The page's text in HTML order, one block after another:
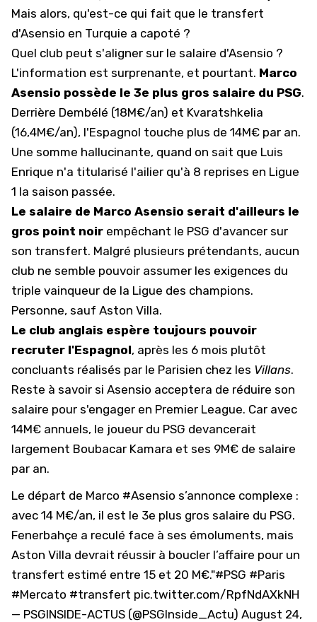
Mais alors, qu'est-ce qui fait que le transfert
d'Asensio en Turquie a capoté ?
Quel club peut s'aligner sur le salaire d'Asensio ?
L'information est surprenante, et pourtant. Marco
Asensio possède le 3e plus gros salaire du PSG.
Derrière Dembélé (18M€/an) et Kvaratshkelia
(16,4M€/an), l'Espagnol touche plus de 14M€ par an.
Une somme hallucinante, quand on sait que Luis
Enrique n'a titularisé l'ailier qu'à 8 reprises en Ligue
1 la saison passée.
Le salaire de Marco Asensio serait d'ailleurs le
gros point noir empêchant le PSG d'avancer sur
son transfert. Malgré plusieurs prétendants, aucun
club ne semble pouvoir assumer les exigences du
triple vainqueur de la Ligue des champions.
Personne, sauf Aston Villa.
Le club anglais espère toujours pouvoir
recruter l'Espagnol, après les 6 mois plutôt
concluants réalisés par le Parisien chez les Villans.
Reste à savoir si Asensio acceptera de réduire son
salaire pour s'engager en Premier League. Car avec
14M€ annuels, le joueur du PSG devancerait
largement Boubacar Kamara et ses 9M€ de salaire
par an.
Le départ de Marco #Asensio s’annonce complexe :
avec 14 M€/an, il est le 3e plus gros salaire du PSG.
Fenerbahçe a reculé face à ses émoluments, mais
Aston Villa devrait réussir à boucler l’affaire pour un
transfert estimé entre 15 et 20 M€."#PSG #Paris
#Mercato #transfert pic.twitter.com/RpfNdAXkNH
— PSGINSIDE-ACTUS (@PSGInside_Actu) August 24,